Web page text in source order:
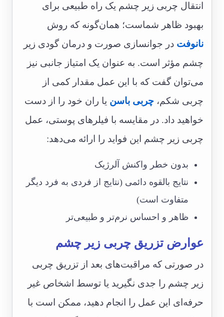
انتقال چربی زیر چشم یک راه طبیعی برای
بهبود ظاهر شماست؛ همان‌گونه که روش
نانوفت در جوانسازی صورت و درمان گودی زیر
چشم مؤثر است. به عنوان یک امتیاز جانبی نیز
می‌توان گفت که با این عمل مقدار کمی ‌از
چربی شکم،چربی باسن یا ران خود را از دست
خواهید داد. در مقایسه با فیلرهای پوستی، عمل
چربی زیر چشم این فواید را ارائه می‌دهد:
بدون خطر واکنش آلرژیک
نتایج بالقوه دائمی ‌(نتایج از فردی به فرد دیگر
متفاوت است)
ظاهر و احساس نرم‌تر و طبیعی‌تر
عوارض تزریق چربی زیر چشم
در صورتی که مراقبت‌های بعد از تزریق چربی
زیر چشم را جدی نگیرید یا توسط اشخاص غیر
حرفه‌ای این عمل را انجام دهید، ممکن است با